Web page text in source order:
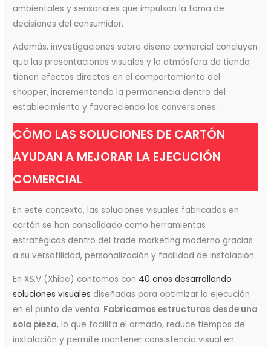
ambientales y sensoriales que impulsan la toma de
decisiones del consumidor.
Además, investigaciones sobre diseño comercial concluyen
que las presentaciones visuales y la atmósfera de tienda
tienen efectos directos en el comportamiento del
shopper, incrementando la permanencia dentro del
establecimiento y favoreciendo las conversiones.
CÓMO LAS SOLUCIONES DE CARTÓN
AYUDAN A MEJORAR LA EJECUCIÓN
COMERCIAL
En este contexto, las soluciones visuales fabricadas en
cartón se han consolidado como herramientas
estratégicas dentro del trade marketing moderno gracias
a su versatilidad, personalización y facilidad de instalación.
En X&V (Xhibe) contamos con 40 años desarrollando
soluciones visuales diseñadas para optimizar la ejecución
en el punto de venta. Fabricamos estructuras desde una
sola pieza, lo que facilita el armado, reduce tiempos de
instalación y permite mantener consistencia visual en